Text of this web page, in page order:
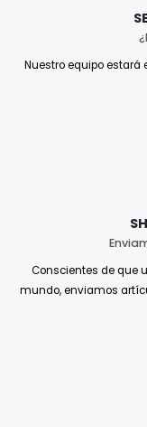
Nuestro equipo
Conscientes de que
mundo, enviamos